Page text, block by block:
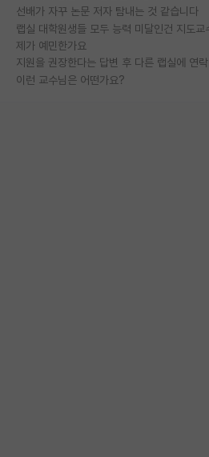
선배가 자꾸 논문 저자 탐내는 것 같습니다
제가 예민한가요
지원을 권장한다는 답변 후 다른 랩실에 연락
이런 교수님은 어떤가요?